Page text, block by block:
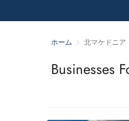
ホーム 北マケドニア
Businesses